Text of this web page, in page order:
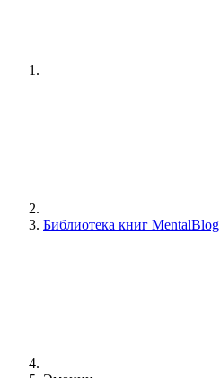
Библиотека книг MentalBlog